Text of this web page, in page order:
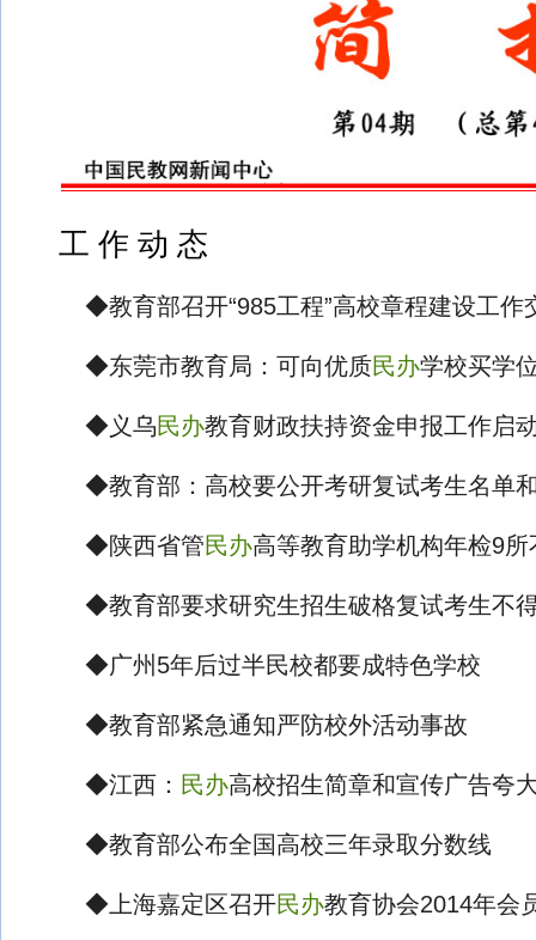
工 作 动 态
◆教育部召开“985工程”高校章程建设工作
◆东莞市教育局：可向优质民办学校买学
◆义乌民办教育财政扶持资金申报工作启
◆教育部：高校要公开考研复试考生名单
◆陕西省管民办高等教育助学机构年检9所
◆教育部要求研究生招生破格复试考生不
◆广州5年后过半民校都要成特色学校
◆教育部紧急通知严防校外活动事故
◆江西： 民办高校招生简章和宣传广告夸
◆教育部公布全国高校三年录取分数线
◆上海嘉定区召开民办教育协会2014年会